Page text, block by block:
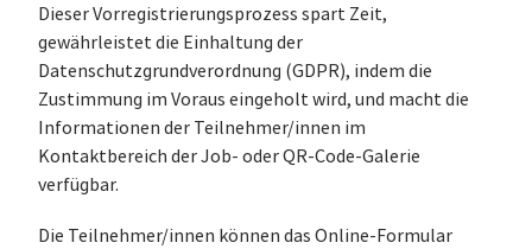
Dieser Vorregistrierungsprozess spart Zeit,
gewährleistet die Einhaltung der
Datenschutzgrundverordnung (GDPR), indem die
Zustimmung im Voraus eingeholt wird, und macht die
Informationen der Teilnehmer/innen im
Kontaktbereich der Job- oder QR-Code-Galerie
verfügbar.
Die Teilnehmer/innen können das Online-Formular